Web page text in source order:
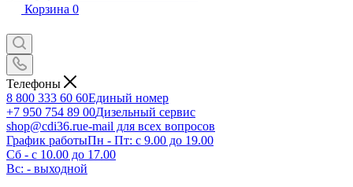
Корзина 0
Телефоны
8 800 333 60 60Единый номер
+7 950 754 89 00Дизельный сервис
shop@cdi36.rue-mail для всех вопросов
График работыПн - Пт: с 9.00 до 19.00
Сб - с 10.00 до 17.00
Вс: - выходной